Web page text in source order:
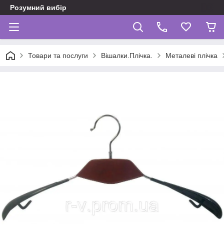
Розумний вибір
Товари та послуги Вішалки.Плічка. Металеві плічка